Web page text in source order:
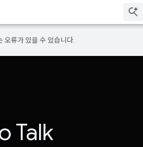
류가 있을 수 있습니다.
Talk